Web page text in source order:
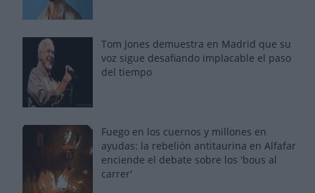
Tom Jones demuestra en Madrid que su
voz sigue desafiando implacable el paso
del tiempo
Fuego en los cuernos y millones en
ayudas: la rebelión antitaurina en Alfafar
enciende el debate sobre los 'bous al
carrer'